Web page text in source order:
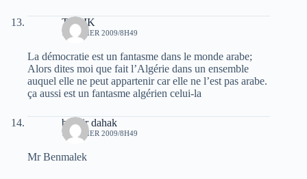
TARIK
7 FÉVRIER 2009/8H49
La démocratie est un fantasme dans le monde arabe;
Alors dites moi que fait l’Algérie dans un ensemble
auquel elle ne peut appartenir car elle ne l’est pas arabe.
ça aussi est un fantasme algérien celui-la
bachir dahak
7 FÉVRIER 2009/8H49
Mr Benmalek